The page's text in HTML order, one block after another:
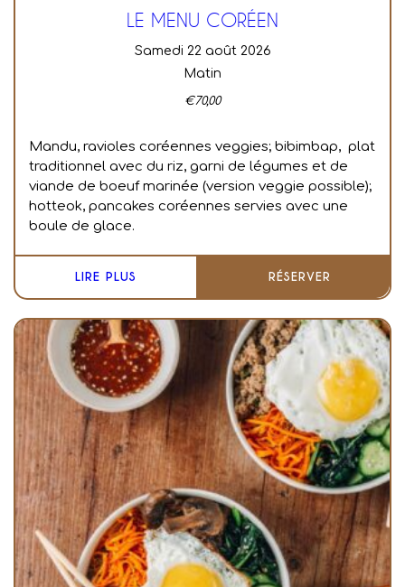
LE MENU CORÉEN
samedi 22 août 2026
Matin
€70,00
Mandu, ravioles coréennes veggies; bibimbap, plat
traditionnel avec du riz, garni de légumes et de
viande de boeuf marinée (version veggie possible);
hotteok, pancakes coréennes servies avec une
boule de glace.
LIRE PLUS RÉSERVER